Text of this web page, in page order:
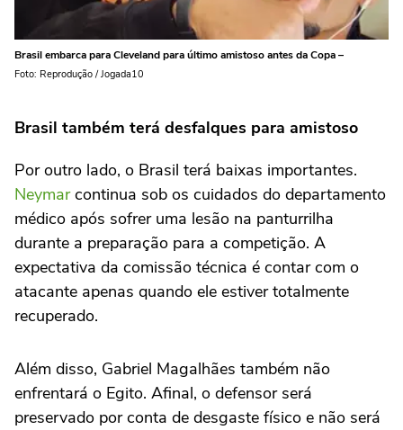
Brasil embarca para Cleveland para último amistoso antes da Copa –
Foto: Reprodução / Jogada10
Brasil também terá desfalques para amistoso
Por outro lado, o Brasil terá baixas importantes.
Neymarcontinua sob os cuidados do departamento
médico após sofrer uma lesão na panturrilha
durante a preparação para a competição. A
expectativa da comissão técnica é contar com o
atacante apenas quando ele estiver totalmente
recuperado.
Além disso, Gabriel Magalhães também não
enfrentará o Egito. Afinal, o defensor será
preservado por conta de desgaste físico e não será